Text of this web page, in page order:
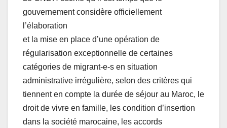
gouvernement considère officiellement
l’élaboration
et la mise en place d’une opération de
régularisation exceptionnelle de certaines
catégories de migrant-e-s en situation
administrative irrégulière, selon des critères qui
tiennent en compte la durée de séjour au Maroc, le
droit de vivre en famille, les condition d’insertion
dans la société marocaine, les accords